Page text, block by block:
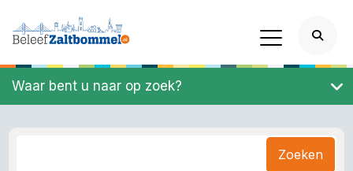
Waar bent u naar op zoek?
Zoeken